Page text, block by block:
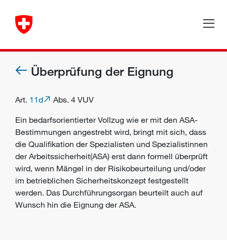
Überprüfung der Eignung
Art. 11d
Abs. 4 VUV
Ein bedarfsorientierter Vollzug wie er mit den ASA-
Bestimmungen angestrebt wird, bringt mit sich, dass
die Qualifikation der Spezialisten und Spezialistinnen
der Arbeitssicherheit(ASA) erst dann formell überprüft
wird, wenn Mängel in der Risikobeurteilung und/oder
im betrieblichen Sicherheitskonzept festgestellt
werden. Das Durchführungsorgan beurteilt auch auf
Wunsch hin die Eignung der ASA.